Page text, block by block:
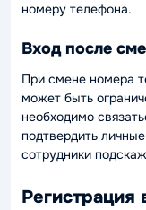
номеру телефона.
Вход после
При смене номера
может быть
необходимо
подтвердить
сотрудники
Регистрация